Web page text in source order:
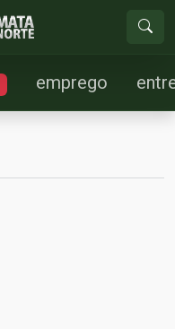
emprego